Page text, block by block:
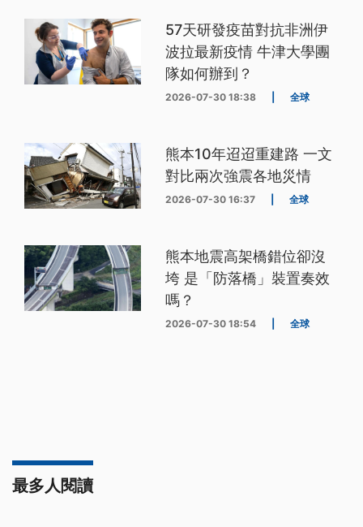
57天研發疫苗對抗非洲伊
波拉最新疫情 牛津大學團
隊如何辦到？
2026-07-30 18:38 全球
熊本10年迢迢重建路 一文
對比兩次強震各地災情
2026-07-30 16:37 全球
熊本地震高架橋錯位卻沒
垮 是「防落橋」裝置奏效
嗎？
2026-07-30 18:54 全球
最多人閱讀